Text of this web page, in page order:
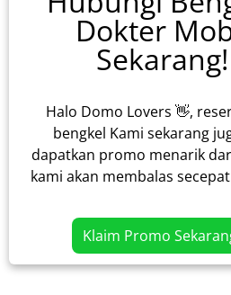
Dokter
Sekarang!
Halo Domo Lovers 👋,
bengkel Kami sekarang
dapatkan promo menarik
kami akan membalas
Klaim Promo